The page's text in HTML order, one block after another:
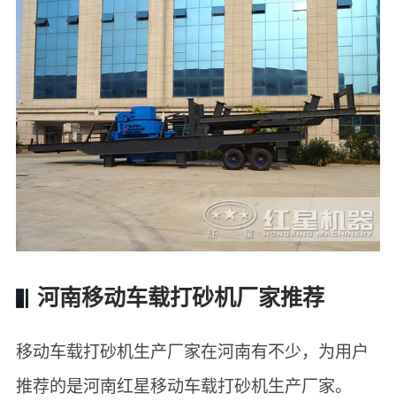
河南移动车载打砂机厂家推荐
移动车载打砂机生产厂家在河南有不少，为用户
推荐的是河南红星移动车载打砂机生产厂家。